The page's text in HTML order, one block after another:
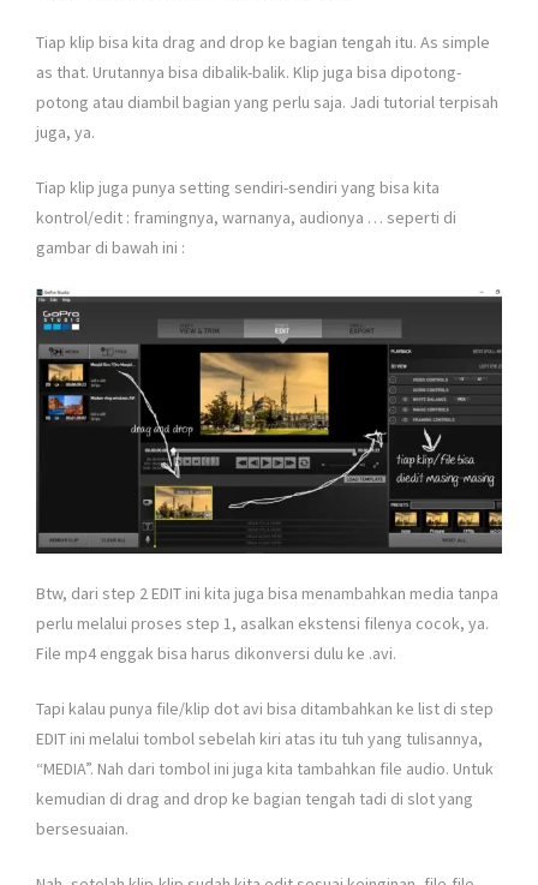
Tiap klip bisa kita drag and drop ke bagian tengah itu. As simple
as that. Urutannya bisa dibalik-balik. Klip juga bisa dipotong-
potong atau diambil bagian yang perlu saja. Jadi tutorial terpisah
juga, ya.
Tiap klip juga punya setting sendiri-sendiri yang bisa kita
kontrol/edit : framingnya, warnanya, audionya … seperti di
gambar di bawah ini :
Btw, dari step 2 EDIT ini kita juga bisa menambahkan media tanpa
perlu melalui proses step 1, asalkan ekstensi filenya cocok, ya.
File mp4 enggak bisa harus dikonversi dulu ke .avi.
Tapi kalau punya file/klip dot avi bisa ditambahkan ke list di step
EDIT ini melalui tombol sebelah kiri atas itu tuh yang tulisannya,
“MEDIA”. Nah dari tombol ini juga kita tambahkan file audio. Untuk
kemudian di drag and drop ke bagian tengah tadi di slot yang
bersesuaian.